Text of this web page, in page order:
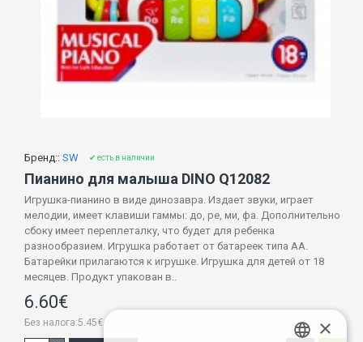
Бренд:: SW ✔ есть в наличии
Пианино для малыша DINO Q12082
Игрушка-пианино в виде динозавра. Издает звуки, играет
мелодии, имеет клавиши гаммы: до, ре, ми, фа. Дополнительно
сбоку имеет переплеталку, что будет для ребенка
разнообразием. Игрушка работает от батареек типа AA.
Батарейки прилагаются к игрушке. Игрушка для детей от 18
месяцев. Продукт упакован в..
6.60€
Без налога:5.45€ ×